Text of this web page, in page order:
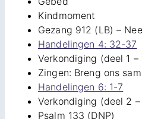
Kindmoment
Gezang 912 (LB) –
Handelingen 4: 32-37
Verkondiging (deel 1
Zingen: Breng ons
Handelingen 6: 1-7
Verkondiging (deel 2
Psalm 133 (DNP)